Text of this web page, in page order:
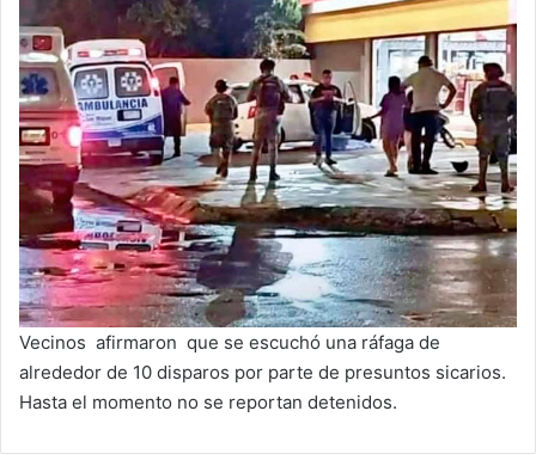
Vecinos afirmaron que se escuchó una ráfaga de
alrededor de 10 disparos por parte de presuntos sicarios.
Hasta el momento no se reportan detenidos.